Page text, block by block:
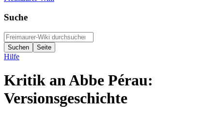
Suche
Hilfe
Kritik an Abbe Pérau:
Versionsgeschichte